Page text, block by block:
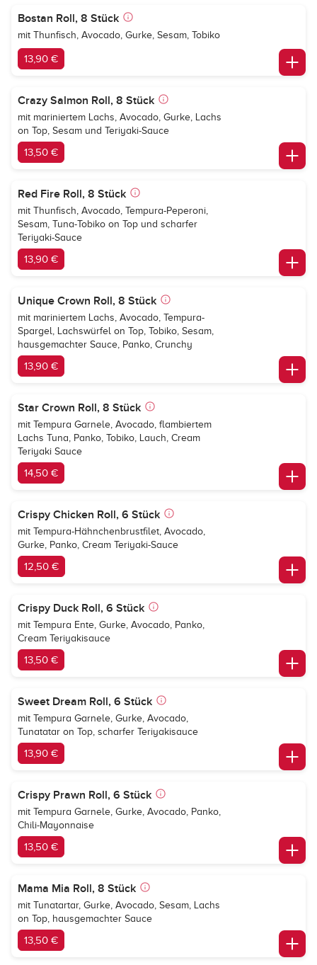
Bostan Roll, 8 Stück
mit Thunfisch, Avocado, Gurke, Sesam, Tobiko
13,90 €
Crazy Salmon Roll, 8 Stück
mit mariniertem Lachs, Avocado, Gurke, Lachs
on Top, Sesam und Teriyaki-Sauce
13,50 €
Red Fire Roll, 8 Stück
mit Thunfisch, Avocado, Tempura-Peperoni,
Sesam, Tuna-Tobiko on Top und scharfer
Teriyaki-Sauce
13,90 €
Unique Crown Roll, 8 Stück
mit mariniertem Lachs, Avocado, Tempura-
Spargel, Lachswürfel on Top, Tobiko, Sesam,
hausgemachter Sauce, Panko, Crunchy
13,90 €
Star Crown Roll, 8 Stück
mit Tempura Garnele, Avocado, flambiertem
Lachs Tuna, Panko, Tobiko, Lauch, Cream
Teriyaki Sauce
14,50 €
Crispy Chicken Roll, 6 Stück
mit Tempura-Hähnchenbrustfilet, Avocado,
Gurke, Panko, Cream Teriyaki-Sauce
12,50 €
Crispy Duck Roll, 6 Stück
mit Tempura Ente, Gurke, Avocado, Panko,
Cream Teriyakisauce
13,50 €
Sweet Dream Roll, 6 Stück
mit Tempura Garnele, Gurke, Avocado,
Tunatatar on Top, scharfer Teriyakisauce
13,90 €
Crispy Prawn Roll, 6 Stück
mit Tempura Garnele, Gurke, Avocado, Panko,
Chili-Mayonnaise
13,50 €
Mama Mia Roll, 8 Stück
mit Tunatartar, Gurke, Avocado, Sesam, Lachs
on Top, hausgemachter Sauce
13,50 €